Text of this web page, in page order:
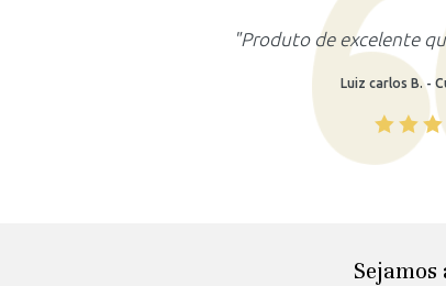
"Produto de excelente qualidade... Muito
Luiz carlos B. - Curitiba, Brasil
Sejamos